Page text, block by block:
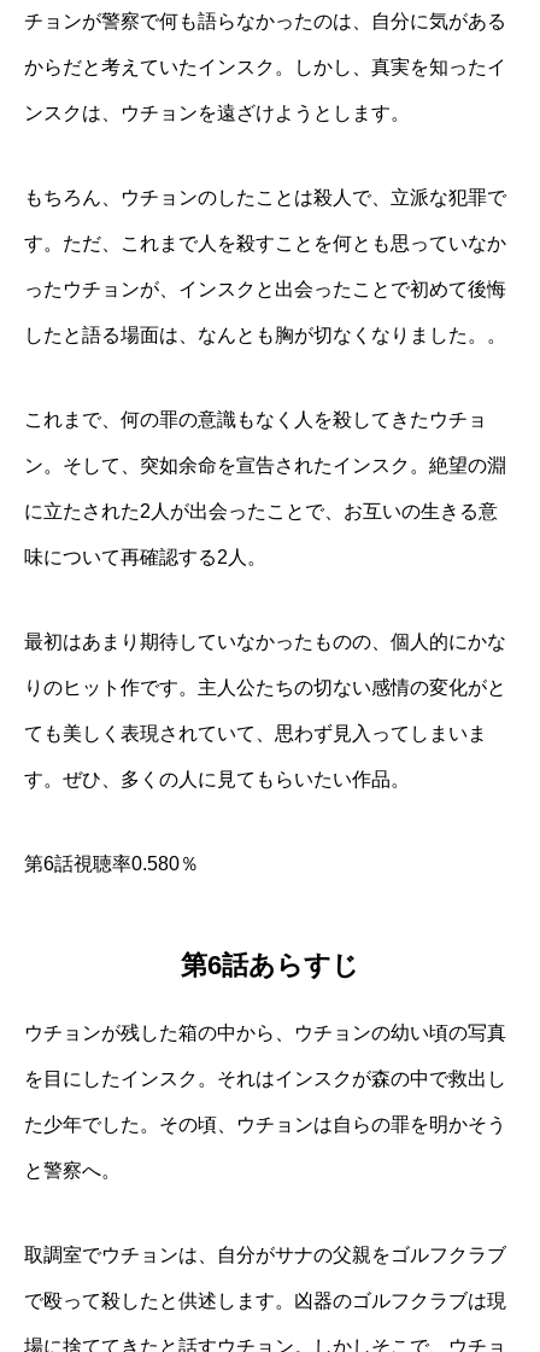
チョンが警察で何も語らなかったのは、自分に気がある
からだと考えていたインスク。しかし、真実を知ったイ
ンスクは、ウチョンを遠ざけようとします。
もちろん、ウチョンのしたことは殺人で、立派な犯罪で
す。ただ、これまで人を殺すことを何とも思っていなか
ったウチョンが、インスクと出会ったことで初めて後悔
したと語る場面は、なんとも胸が切なくなりました。。
これまで、何の罪の意識もなく人を殺してきたウチョ
ン。そして、突如余命を宣告されたインスク。絶望の淵
に立たされた2人が出会ったことで、お互いの生きる意
味について再確認する2人。
最初はあまり期待していなかったものの、個人的にかな
りのヒット作です。主人公たちの切ない感情の変化がと
ても美しく表現されていて、思わず見入ってしまいま
す。ぜひ、多くの人に見てもらいたい作品。
第6話視聴率0.580％
第6話あらすじ
ウチョンが残した箱の中から、ウチョンの幼い頃の写真
を目にしたインスク。それはインスクが森の中で救出し
た少年でした。その頃、ウチョンは自らの罪を明かそう
と警察へ。
取調室でウチョンは、自分がサナの父親をゴルフクラブ
で殴って殺したと供述します。凶器のゴルフクラブは現
場に捨ててきたと話すウチョン。しかしそこで、ウチョ